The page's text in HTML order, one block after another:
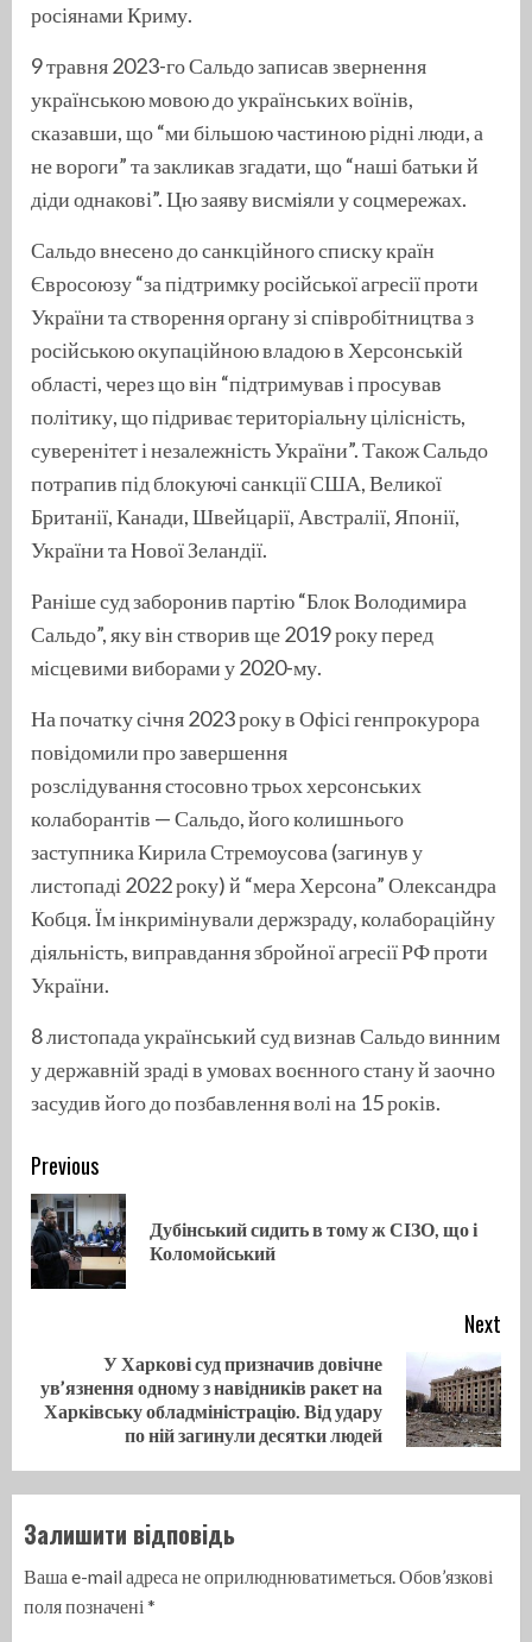
росіянами Криму.
9 травня 2023-го Сальдо записав звернення
українською мовою до українських воїнів,
сказавши, що “ми більшою частиною рідні люди, а
не вороги” та закликав згадати, що “наші батьки й
діди однакові”. Цю заяву висміяли у соцмережах.
Сальдо внесено до санкційного списку країн
Євросоюзу “за підтримку російської агресії проти
України та створення органу зі співробітництва з
російською окупаційною владою в Херсонській
області, через що він “підтримував і просував
політику, що підриває територіальну цілісність,
суверенітет і незалежність України”. Також Сальдо
потрапив під блокуючі санкції США, Великої
Британії, Канади, Швейцарії, Австралії, Японії,
України та Нової Зеландії.
Раніше суд заборонив партію “Блок Володимира
Сальдо”, яку він створив ще 2019 року перед
місцевими виборами у 2020-му.
На початку січня 2023 року в Офісі генпрокурора
повідомили про завершення
розслідування стосовно трьох херсонських
колаборантів — Сальдо, його колишнього
заступника Кирила Стремоусова (загинув у
листопаді 2022 року) й “мера Херсона” Олександра
Кобця. Їм інкримінували держзраду, колабораційну
діяльність, виправдання збройної агресії РФ проти
України.
8 листопада український суд визнав Сальдо винним
у державній зраді в умовах воєнного стану й заочно
засудив його до позбавлення волі на 15 років.
Continue
Reading
Previous
Дубінський сидить в тому ж СІЗО, що і
Коломойський
Next
Next
post:
У Харкові суд призначив довічне
ув’язнення одному з навідників ракет на
Харківську обладміністрацію. Від удару
по ній загинули десятки людей
Залишити відповідь
Ваша e-mail адреса не оприлюднюватиметься.Обов’язкові
поля позначені *